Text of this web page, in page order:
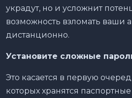
украдут, но и усложнит
возможность взломать ваши
дистанционно.
Установите сложные
Это касается в первую
которых хранятся